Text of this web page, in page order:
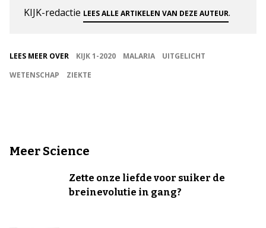
KIJK-redactie LEES ALLE ARTIKELEN VAN DEZE AUTEUR.
LEES MEER OVER KIJK 1-2020 MALARIA
UITGELICHT
WETENSCHAP
ZIEKTE
Meer Science
Zette onze liefde voor suiker de
breinevolutie in gang?